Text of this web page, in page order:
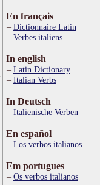
En français
Dictionnaire Latin
Verbes italiens
In english
Latin Dictionary
Italian Verbs
In Deutsch
Italienische Verben
En español
Los verbos italianos
Em portugues
Os verbos italianos